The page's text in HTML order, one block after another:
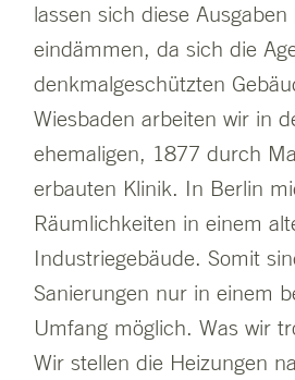
lassen sich diese
eindämmen, da sich die
denkmalgeschützten
Wiesbaden arbeiten wir in
ehemaligen, 1877 durch
erbauten Klinik. In Berlin
Räumlichkeiten in einem
Industriegebäude. Somit
Sanierungen nur in einem
Umfang möglich. Was wir
Wir stellen die Heizungen